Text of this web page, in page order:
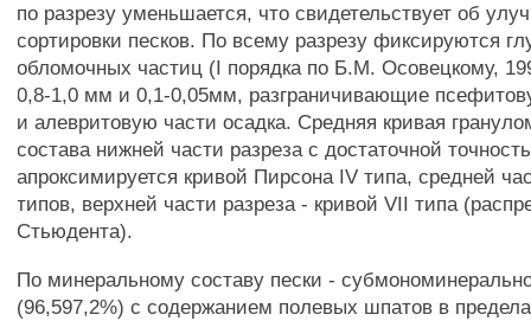
по разрезу уменьшается, что свидетельствует об
сортировки песков. По всему разрезу фиксируются
обломочных частиц (I порядка по Б.М. Осовецкому,
0,8-1,0 мм и 0,1-0,05мм, разграничивающие
и алевритовую части осадка. Средняя кривая
состава нижней части разреза с достаточной
апроксимируется кривой Пирсона IV типа, средней
типов, верхней части разреза - кривой VII типа
Стьюдента).
По минеральному составу пески -
(96,597,2%) с содержанием полевых шпатов в